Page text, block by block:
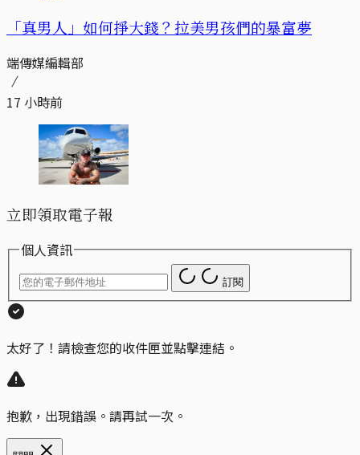
「真男人」如何掙大錢？拉美男孩們的暴富夢
端傳媒編輯部
17 小時前
立即領取電子報
個人資訊
訂閱
太好了！請檢查您的收件匣並點擊連結。
抱歉，出現錯誤。請再試一次。